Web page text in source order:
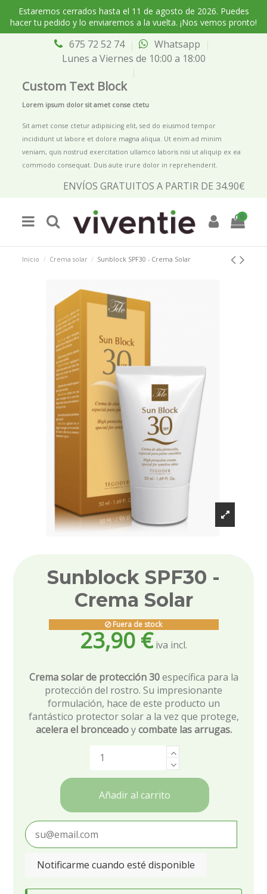
Estaremos cerrados hasta el 11 de agosto de 2026. Puedes
hacer tu pedido y lo enviaremos a la vuelta. ¡Nos vemos pronto!
675 72 52 74
Whatsapp
Lunes a Viernes de 10:00 a 18:00
Custom Text Block
Lorem ipsum dolor sit amet conse ctetu
Sit amet conse ctetur adipisicing elit, sed do eiusmod tempor
incididunt ut labore et dolore magna aliqua. Ut enim ad minim
veniam, quis nostrud exercitation ullamco laboris nisi ut aliquip ex ea
commodo consequat. Duis aute irure dolor in reprehenderit.
ENVÍOS GRATUITOS A PARTIR DE 34.90€
0
Inicio Crema solar Sunblock SPF30 - Crema Solar
Sunblock SPF30 -
Crema Solar
Fuera de stock
23,90 €
Crema solar de protección 30específica para la
protección del rostro. Su impresionante
formulación, hace de este producto un
fantástico protector solar a la vez que protege,
acelera el bronceadoycombate las arrugas.
Añadir al carrito
Notificarme cuando esté disponible